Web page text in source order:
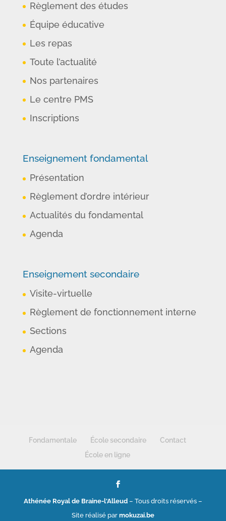
Règlement des études
Équipe éducative
Les repas
Toute l’actualité
Nos partenaires
Le centre PMS
Inscriptions
Enseignement fondamental
Présentation
Règlement d’ordre intérieur
Actualités du fondamental
Agenda
Enseignement secondaire
Visite-virtuelle
Règlement de fonctionnement interne
Sections
Agenda
Fondamentale École secondaire
Contact
École en ligne
Athénée Royal de Braine-l'Alleud– Tous droits réservés –
Site réalisé par mokuzai.be